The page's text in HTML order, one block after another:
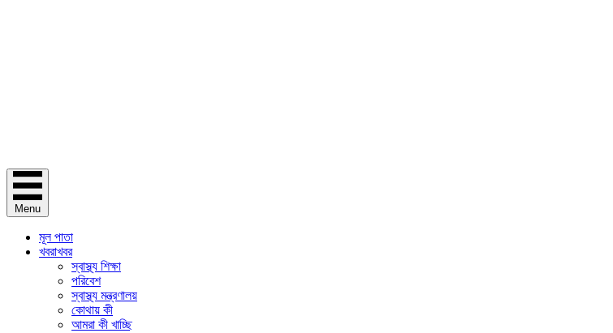
Menu
মূল পাতা
খবরাখবর
স্বাস্থ্য শিক্ষা
পরিবেশ
স্বাস্থ্য মন্ত্রণালয়
কোথায় কী
আমরা কী খাচ্ছি